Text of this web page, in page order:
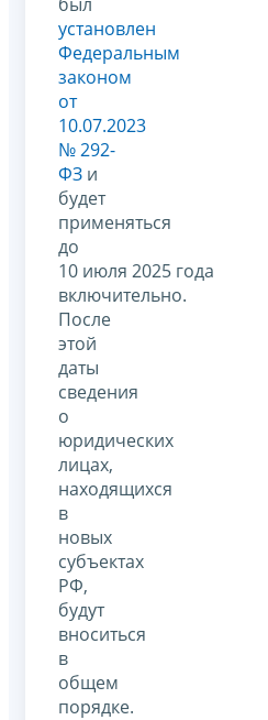
установлен
Федеральным
законом
от
10.07.2023
№ 292-
ФЗ и
будет
применяться
до
10 июля 2025 года
включительно.
После
этой
даты
сведения
о
юридических
лицах,
находящихся
в
новых
субъектах
РФ,
будут
вноситься
в
общем
порядке.